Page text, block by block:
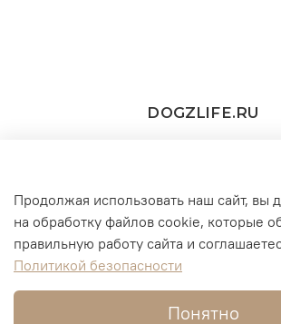
+7(916) 860-11-73 (WhatsApp/
г. Москва
DOGZLIFE.RU
Продолжая использовать наш сайт, вы
на обработку файлов cookie, которые
правильную работу сайта и
Политикой безопасности
Понятно